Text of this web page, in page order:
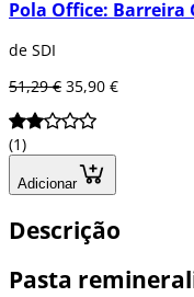
Pola Office: Barreira
de SDI
51,29 € 35,90 €
(1)
Adicionar
Descrição
Pasta